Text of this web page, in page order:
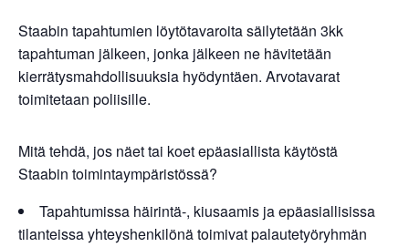
Staabin tapahtumien löytötavaroita säilytetään 3kk
tapahtuman jälkeen, jonka jälkeen ne hävitetään
kierrätysmahdollisuuksia hyödyntäen. Arvotavarat
toimitetaan poliisille.
Mitä tehdä, jos näet tai koet epäasiallista käytöstä
Staabin toimintaympäristössä?
Tapahtumissa häirintä-, kiusaamis ja epäasiallisissa
tilanteissa yhteyshenkilönä toimivat palautetyöryhmän